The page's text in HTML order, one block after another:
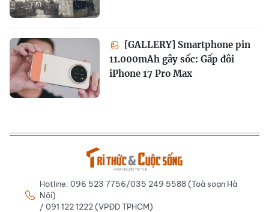
[GALLERY] Smartphone pin
11.000mAh gây sốc: Gấp đôi
iPhone 17 Pro Max
Hotline: 096 523 7756/035 249 5588 (Toà soạn Hà
Nội)
/ 091 122 1222 (VPĐD TPHCM)